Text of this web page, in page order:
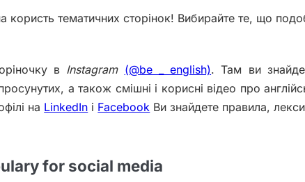
користь тематичних сторінок! Вибирайте те, що
в Instagram (@be _ english). Там ви
а також смішні і корисні відео про
на LinkedIn і Facebook Ви знайдете правила,
for social media